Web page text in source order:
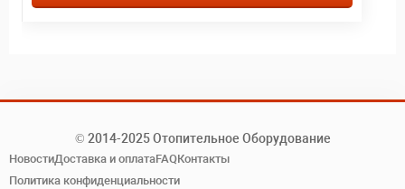
© 2014-2025 Отопительное Оборудование
НовостиДоставка и оплатаFAQКонтакты
Политика конфиденциальности